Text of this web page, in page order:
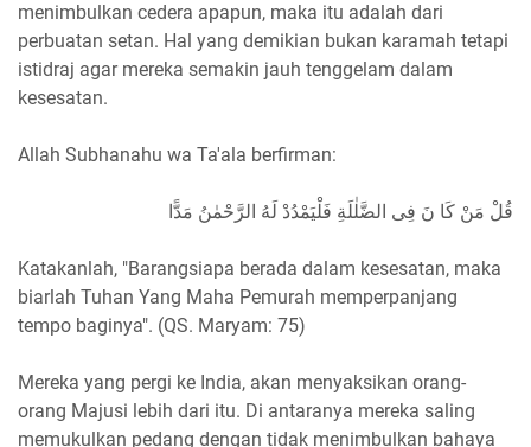
menimbulkan cedera apapun, maka itu adalah dari
perbuatan setan. Hal yang demikian bukan karamah tetapi
istidraj agar mereka semakin jauh tenggelam dalam
kesesatan.
Allah Subhanahu wa Ta'ala berfirman:
قُلْ مَنْ كَا نَ فِى الضَّلٰلَةِ فَلْيَمْدُدْ لَهُ الرَّحْمٰنُ مَدًّا
Katakanlah, "Barangsiapa berada dalam kesesatan, maka
biarlah Tuhan Yang Maha Pemurah memperpanjang
tempo baginya". (QS. Maryam: 75)
Mereka yang pergi ke India, akan menyaksikan orang-
orang Majusi lebih dari itu. Di antaranya mereka saling
memukulkan pedang dengan tidak menimbulkan bahaya